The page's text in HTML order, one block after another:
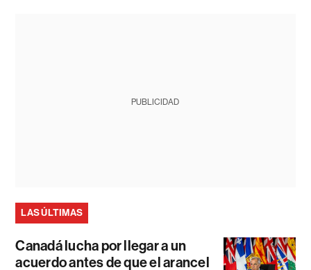
PUBLICIDAD
LAS ÚLTIMAS
Canadá lucha por llegar a un
acuerdo antes de que el arancel